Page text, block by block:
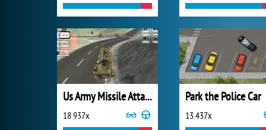
Us Army Missile Attack Army Truck Driving
18 937x
Park the Police Car
13 437x